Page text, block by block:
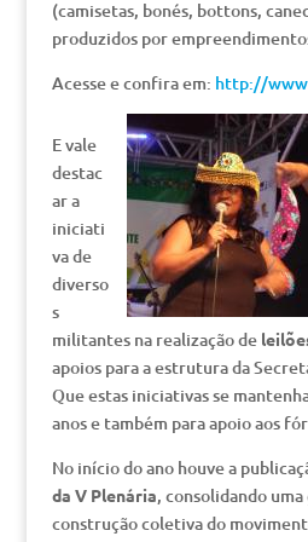
(camisetas, bonés, bottons,
produzidos por
Acesse e confira em: http://
E vale
destac
ar a
iniciati
va de
diverso
s
militantes na realização de
apoios para a estrutura da
Que estas iniciativas se
anos e também para apoio aos
No início do ano houve a
da V Plenária, consolidando
construção coletiva do